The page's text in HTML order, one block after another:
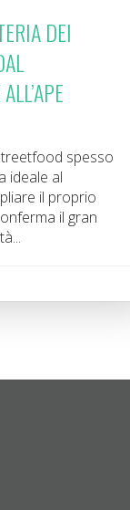
DEI
spesso
ideale al
il proprio
il gran